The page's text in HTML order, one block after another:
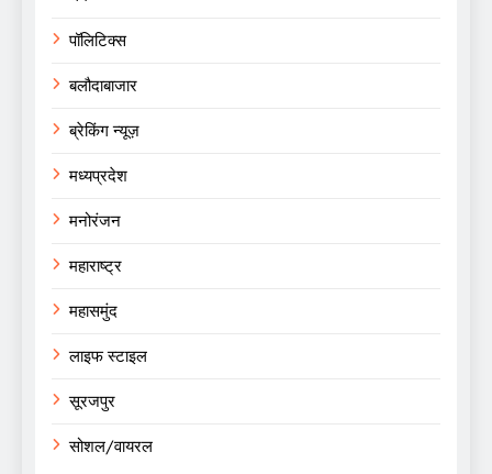
पॉलिटिक्स
बलौदाबाजार
ब्रेकिंग न्यूज़
मध्यप्रदेश
मनोरंजन
महाराष्ट्र
महासमुंद
लाइफ स्टाइल
सूरजपुर
सोशल/वायरल